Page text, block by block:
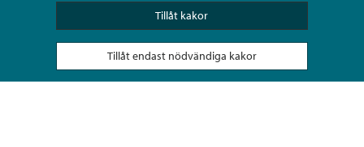
Tillåt kakor
Tillåt endast nödvändiga kakor